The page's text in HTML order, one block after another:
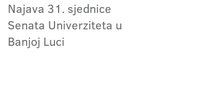
Najava 31. sjednice
Senata Univerziteta u
Banjoj Luci